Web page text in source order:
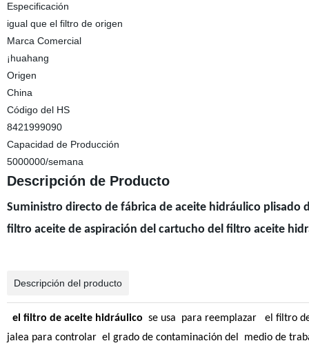
Especificación
igual que el filtro de origen
Marca Comercial
¡huahang
Origen
China
Código del HS
8421999090
Capacidad de Producción
5000000/semana
Descripción de Producto
Suministro directo de fábrica de aceite hidráulico
filtro aceite de aspiración del cartucho del filtro aceite
Descripción del producto
el filtro de aceite hidráulico se usa para reemplazar el filtro
jalea para controlar el grado de contaminación del medio de